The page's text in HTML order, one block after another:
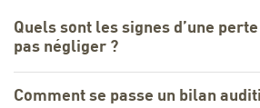
Quels sont les signes d’une
pas négliger ?
Comment se passe un bilan